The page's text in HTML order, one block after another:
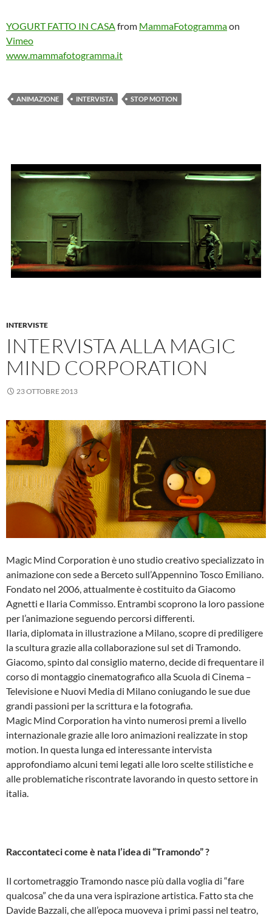
YOGURT FATTO IN CASAfrom MammaFotogrammaon
Vimeo
www.mammafotogramma.it
ANIMAZIONE INTERVISTA STOP MOTION
INTERVISTE
INTERVISTA ALLA MAGIC
MIND CORPORATION
23 OTTOBRE 2013
Magic Mind Corporation è uno studio creativo specializzato in
animazione con sede a Berceto sull’Appennino Tosco Emiliano.
Fondato nel 2006, attualmente è costituito da Giacomo
Agnetti e Ilaria Commisso. Entrambi scoprono la loro passione
per l’animazione seguendo percorsi differenti.
Ilaria, diplomata in illustrazione a Milano, scopre di prediligere
la scultura grazie alla collaborazione sul set di Tramondo.
Giacomo, spinto dal consiglio materno, decide di frequentare il
corso di montaggio cinematografico alla Scuola di Cinema –
Televisione e Nuovi Media di Milano coniugando le sue due
grandi passioni per la scrittura e la fotografia.
Magic Mind Corporation ha vinto numerosi premi a livello
internazionale grazie alle loro animazioni realizzate in stop
motion. In questa lunga ed interessante intervista
approfondiamo alcuni temi legati alle loro scelte stilistiche e
alle problematiche riscontrate lavorando in questo settore in
italia.
Raccontateci come è nata l’idea di “Tramondo” ?
Il cortometraggio Tramondo nasce più dalla voglia di “fare
qualcosa” che da una vera ispirazione artistica. Fatto sta che
Davide Bazzali, che all’epoca muoveva i primi passi nel teatro,